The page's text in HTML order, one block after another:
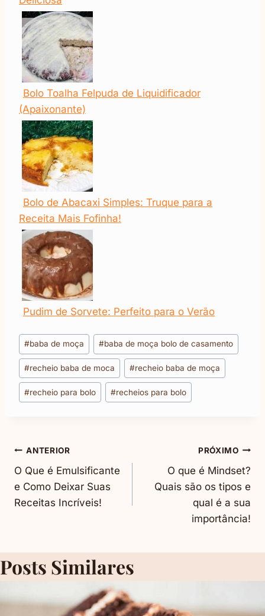
Bolo Toalha Felpuda de Liquidificador
(Apaixonante)
Bolo de Abacaxi Simples: Truque para a
Receita Mais Fofinha!
Pudim de Sorvete: Perfeito para o Verão
Tags
do
Post:
#baba de moça #baba de moça bolo de casamento
#recheio baba de moca #recheio baba de moça
#recheio para bolo #recheios para bolo
Navegação
De
Post
ANTERIOR
O Que é Emulsificante
e Como Deixar Suas
Receitas Incríveis!
PRÓXIMO
O que é Mindset?
Quais são os tipos e
qual é a sua
importância!
Posts Similares